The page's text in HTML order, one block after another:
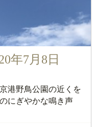
年7月8日
港野鳥公園の近くを
にぎやかな鳴き声